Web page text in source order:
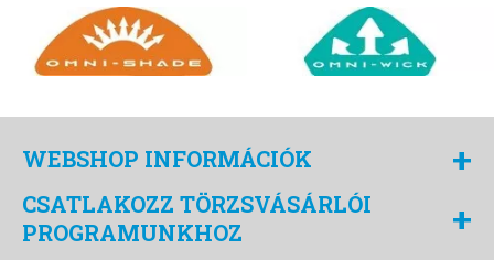
WEBSHOP INFORMÁCIÓK +
CSATLAKOZZ TÖRZSVÁSÁRLÓI
PROGRAMUNKHOZ
+